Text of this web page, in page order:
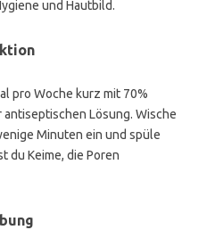
und Hautbild.
pro Woche kurz mit 70%
Lösung. Wische
Minuten ein und spüle
du Keime, die Poren